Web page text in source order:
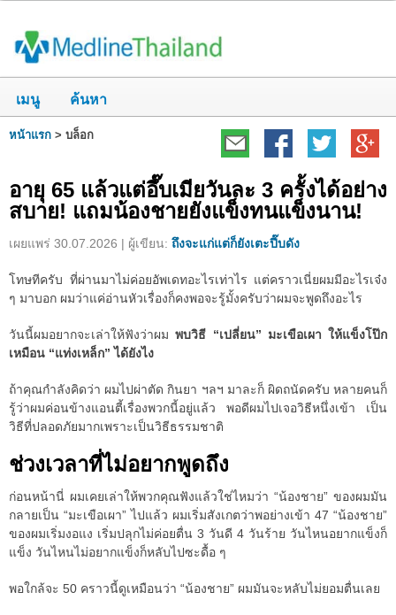
เมนู ค้นหา
หน้าแรก > บล็อก
อายุ 65 แล้วแต่อึ๊บเมียวันละ 3 ครั้งได้อย่าง
สบาย! แถมน้องชายยังแข็งทนแข็งนาน!
เผยแพร่ 30.07.2026 | ผู้เขียน: ถึงจะแก่แต่ก็ยังเตะปี๊บดัง
โทษทีครับ ที่ผ่านมาไม่ค่อยอัพเดทอะไรเท่าไร แต่คราวเนี่ยผมมีอะไรเจ๋ง
ๆ มาบอก ผมว่าแค่อ่านหัวเรื่องก็คงพอจะรู้มั้งครับว่าผมจะพูดถึงอะไร
วันนี้ผมอยากจะเล่าให้ฟังว่าผมพบวิธี “เปลี่ยน” มะเขือเผา ให้แข็งโป๊ก
เหมือน “แท่งเหล็ก” ได้ยังไง
ถ้าคุณกำลังคิดว่า ผมไปผ่าตัด กินยา ฯลฯ มาละก็ ผิดถนัดครับ หลายคนก็
รู้ว่าผมค่อนข้างแอนตี้เรื่องพวกนี้อยู่แล้ว พอดีผมไปเจอวิธีหนึ่งเข้า เป็น
วิธีที่ปลอดภัยมากเพราะเป็นวิธีธรรมชาติ
ช่วงเวลาที่ไม่อยากพูดถึง
ก่อนหน้านี่ ผมเคยเล่าให้พวกคุณฟังแล้วใช่ไหมว่า “น้องชาย” ของผมมัน
กลายเป็น “มะเขือเผา” ไปแล้ว ผมเริ่มสังเกตว่าพอย่างเข้า 47 “น้องชาย”
ของผมเริ่มงอแง เริ่มปลุกไม่ค่อยตื่น 3 วันดี 4 วันร้าย วันไหนอยากแข็งก็
แข็ง วันไหนไม่อยากแข็งก็หลับไปซะดื้อ ๆ
พอใกล้จะ 50 คราวนี้ดูเหมือนว่า “น้องชาย” ผมมันจะหลับไม่ยอมตื่นเลย